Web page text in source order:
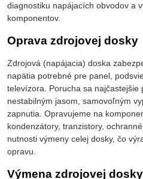
diagnostiku napájacích obvodov a
komponentov.
Oprava zdrojovej dosky
Zdrojová (napájacia) doska
napätia potrebné pre panel,
televízora. Porucha sa najčastejšie
nestabilným jasom, samovoľným
zapnutia. Opravujeme na
kondenzátory, tranzistory,
nutnosti výmeny celej dosky, čo
opravu.
Výmena zdrojovej dosky